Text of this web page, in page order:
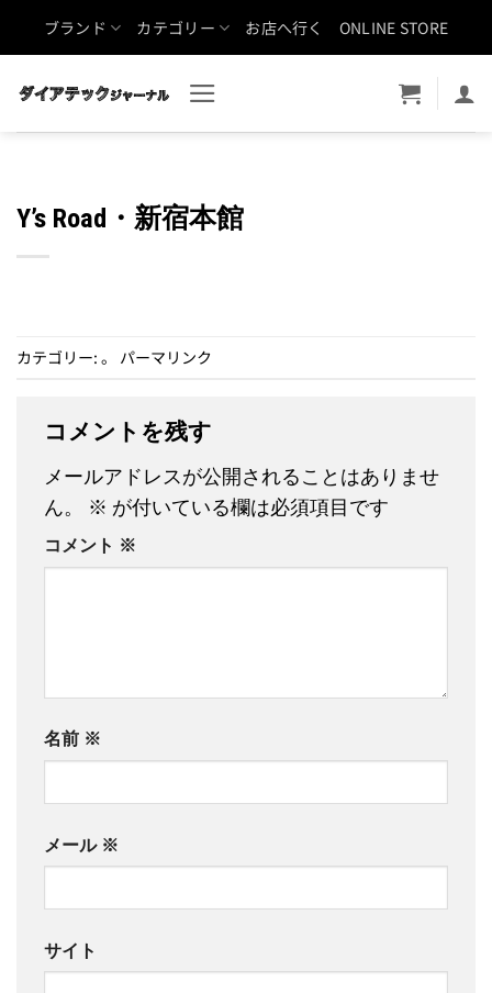
ブランド カテゴリー お店へ行く ONLINE STORE
Y’s Road・新宿本館
カテゴリー: 。 パーマリンク
コメントを残す
メールアドレスが公開されることはありませ
ん。
※ が付いている欄は必須項目です
コメント ※
名前 ※
メール ※
サイト